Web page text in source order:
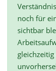
noch für
sichtbar